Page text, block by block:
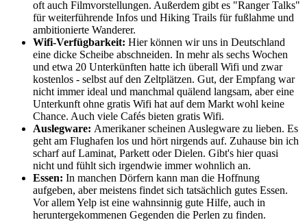
oft auch Filmvorstellungen. Außerdem gibt es "Ranger Talks"
für weiterführende Infos und Hiking Trails für fußlahme und
ambitionierte Wanderer.
Wifi-Verfügbarkeit: Hier können wir uns in Deutschland
eine dicke Scheibe abschneiden. In mehr als sechs Wochen
und etwa 20 Unterkünften hatte ich überall Wifi und zwar
kostenlos - selbst auf den Zeltplätzen. Gut, der Empfang war
nicht immer ideal und manchmal quälend langsam, aber eine
Unterkunft ohne gratis Wifi hat auf dem Markt wohl keine
Chance. Auch viele Cafés bieten gratis Wifi.
Auslegware: Amerikaner scheinen Auslegware zu lieben. Es
geht am Flughafen los und hört nirgends auf. Zuhause bin ich
scharf auf Laminat, Parkett oder Dielen. Gibt's hier quasi
nicht und fühlt sich irgendwie immer wohnlich an.
Essen: In manchen Dörfern kann man die Hoffnung
aufgeben, aber meistens findet sich tatsächlich gutes Essen.
Vor allem Yelp ist eine wahnsinnig gute Hilfe, auch in
heruntergekommenen Gegenden die Perlen zu finden.